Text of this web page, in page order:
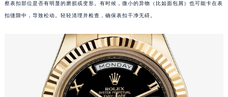
察表扣部位是否有明显的磨损或变形。有时候，微小的异物（比如面包屑）也可能卡在表
扣缝隙中，导致松动。轻轻清理并检查，确保表扣干净无碍。